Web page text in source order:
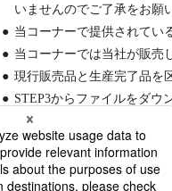
いませんのでご了承をお願
● 当コーナーで提供されてい
● 当コーナーでは当社が販売
● 現行販売品と生産完了品を
● STEP3からファイルをダウ
CADデータをダウンロー
(DXF/DWG/JWWファイルはLZH形
● 仕様書、取扱説明書を見る
仕様書、取扱説明書の内容